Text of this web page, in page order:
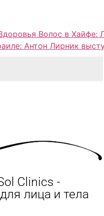
Волос в Хайфе:
Антон Лирник
Clinics -
лица и тела